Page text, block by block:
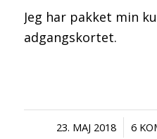
Jeg har pakket min
adgangskortet.
23. MAJ 2018
/ 6